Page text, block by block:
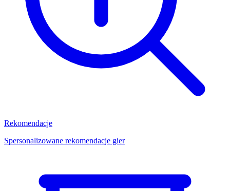
Rekomendacje
Spersonalizowane rekomendacje gier